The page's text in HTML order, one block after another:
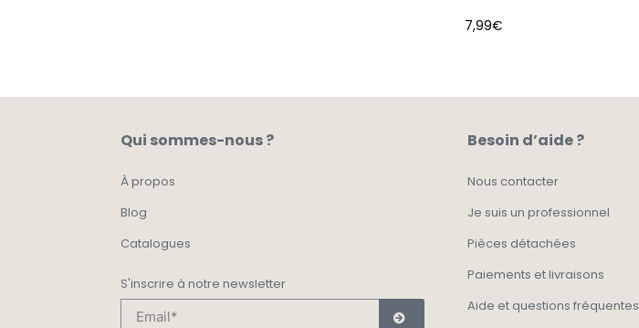
7,99€
Qui sommes-nous ?
À propos
Blog
Catalogues
S'inscrire à notre newsletter
Besoin d’aide ?
Nous contacter
Je suis un professionnel
Pièces détachées
Paiements et livraisons
Aide et questions fréquentes